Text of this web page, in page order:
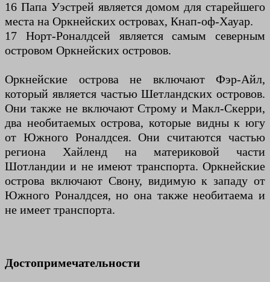
16 Папа Уэстрей является домом для старейшего
места на Оркнейских островах, Кнап-оф-Хауар.
17 Норт-Роналдсей является самым северным
островом Оркнейских островов.
Оркнейские острова не включают Фэр-Айл,
который является частью Шетландских островов.
Они также не включают Строму и Макл-Скерри,
два необитаемых острова, которые видны к югу
от Южного Роналдсея. Они считаются частью
региона Хайленд на материковой части
Шотландии и не имеют транспорта. Оркнейские
острова включают Свону, видимую к западу от
Южного Роналдсея, но она также необитаема и
не имеет транспорта.
Достопримечательности